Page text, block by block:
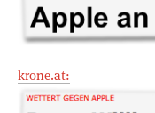
krone.at: